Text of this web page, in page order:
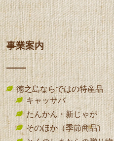
事業案内
徳之島ならではの特産品
キャッサバ
たんかん・新じゃが
そのほか（季節商品）